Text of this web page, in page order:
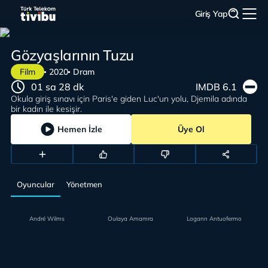
Giriş Yap
Film 2020 Dram
Gözyaşlarının Tuzu
Okula giriş sınavı için Paris'e giden Luc'un yolu, Djemila adında
bir kadın ile kesişir.
01 sa 28 dk IMDB 6.1
Hemen İzle Üye Ol
Oyuncular Yönetmen
André Wilms Oulaya Amamra Logann Antuofermo